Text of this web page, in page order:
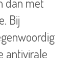
Bij
antivirale